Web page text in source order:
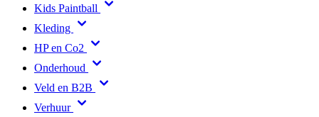
Kids Paintball
Kleding
HP en Co2
Onderhoud
Veld en B2B
Verhuur